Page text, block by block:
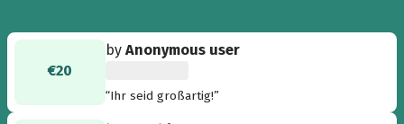
€20
byAnonymous user
“Ihr seid großartig!”